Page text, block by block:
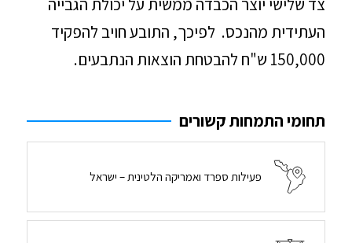
צד שלישי יוצר הכבדה ממשית על יכולת הגבייה
העתידית מהנכס. לפיכך, התובע חויב להפקיד
150,000 ש"ח להבטחת הוצאות הנתבעים.
תחומי התמחות קשורים
פעילות ספרד ואמריקה הלטינית – ישראל